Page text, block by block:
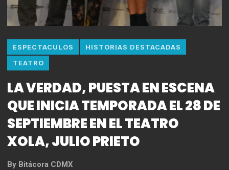
ESPECTACULOS HISTORIAS DESTACADAS
TEATRO
LA VERDAD, PUESTA EN ESCENA
QUE INICIA TEMPORADA EL 28 DE
SEPTIEMBRE EN EL TEATRO
XOLA, JULIO PRIETO
By Bitácora CDMX